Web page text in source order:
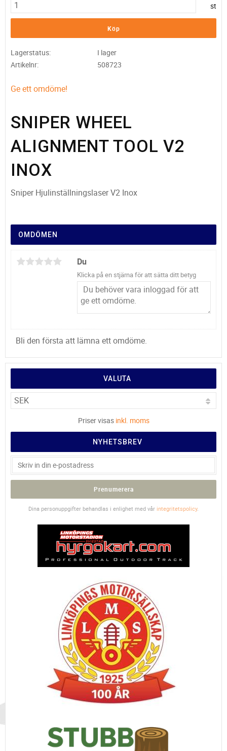
st
Köp
Lagerstatus
I lager
Artikelnr
508723
Ge ett omdöme!
SNIPER WHEEL
ALIGNMENT TOOL V2
INOX
Sniper Hjulinställningslaser V2 Inox
OMDÖMEN
Du
Klicka på en stjärna för att sätta ditt betyg
Bli den första att lämna ett omdöme.
VALUTA
Priser visas inkl. moms
NYHETSBREV
Prenumerera
Dina personuppgifter behandlas i enlighet med vår integritetspolicy.